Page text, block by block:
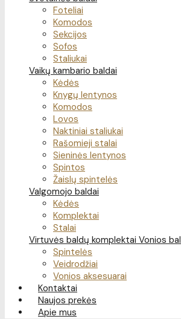
Foteliai
Komodos
Sekcijos
Sofos
Staliukai
Vaikų kambario baldai
Kėdės
Knygų lentynos
Komodos
Lovos
Naktiniai staliukai
Rašomieji stalai
Sieninės lentynos
Spintos
Žaislų spintelės
Valgomojo baldai
Kėdės
Komplektai
Stalai
Virtuvės baldų komplektai Vonios
Spintelės
Veidrodžiai
Vonios aksesuarai
Kontaktai
Naujos prekės
Apie mus